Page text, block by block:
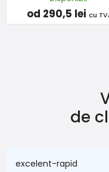
od 290,5 lei cu
de
excelent-rapid